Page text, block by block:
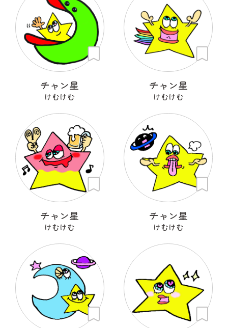
チャン星
けむけむ
チャン星
けむけむ
チャン星
けむけむ
チャン星
けむけむ